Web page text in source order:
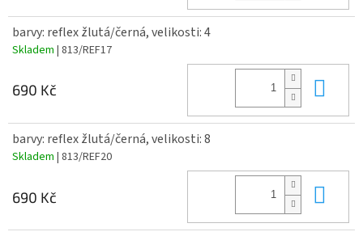
barvy: reflex žlutá/černá, velikosti: 4
Skladem | 813/REF17
690 Kč
barvy: reflex žlutá/černá, velikosti: 8
Skladem | 813/REF20
690 Kč